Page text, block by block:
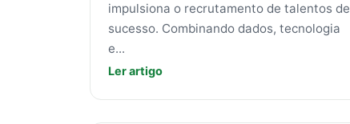
impulsiona o recrutamento de talentos de
sucesso. Combinando dados, tecnologia
e...
Ler artigo